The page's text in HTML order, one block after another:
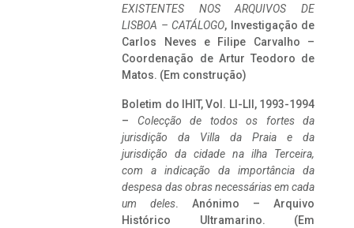
EXISTENTES NOS ARQUIVOS DE
LISBOA – CATÁLOGO, Investigação de
Carlos Neves e Filipe Carvalho –
Coordenação de Artur Teodoro de
Matos. (Em construção)
Boletim do IHIT, Vol. LI-LII, 1993-1994
– Colecção de todos os fortes da
jurisdição da Villa da Praia e da
jurisdição da cidade na ilha Terceira,
com a indicação da importância da
despesa das obras necessárias em cada
um deles. Anónimo – Arquivo
Histórico Ultramarino. (Em